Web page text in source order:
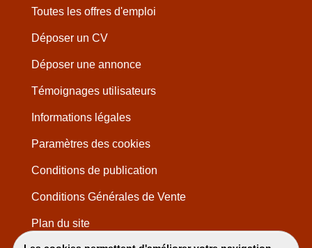
Toutes les offres d'emploi
Déposer un CV
Déposer une annonce
Témoignages utilisateurs
Informations légales
Paramètres des cookies
Conditions de publication
Conditions Générales de Vente
Plan du site